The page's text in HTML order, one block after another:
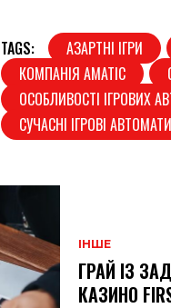
TAGS: АЗАРТНІ ІГРИ
КОМПАНІЯ AMATIC
ОСОБЛИВОСТІ ІГРОВИХ
СУЧАСНІ ІГРОВІ
ІНШЕ
ГРАЙ ІЗ
КАЗИНО